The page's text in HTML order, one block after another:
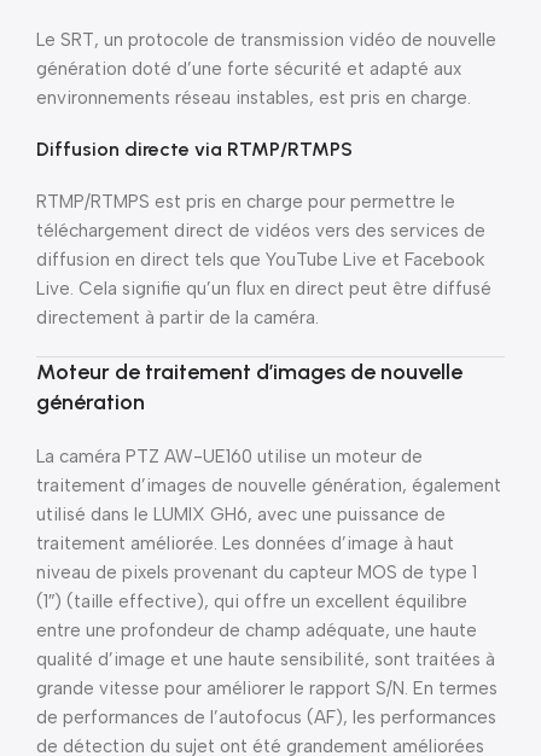
Le SRT, un protocole de transmission vidéo de nouvelle
génération doté d’une forte sécurité et adapté aux
environnements réseau instables, est pris en charge.
Diffusion directe via RTMP/RTMPS
RTMP/RTMPS est pris en charge pour permettre le
téléchargement direct de vidéos vers des services de
diffusion en direct tels que YouTube Live et Facebook
Live. Cela signifie qu’un flux en direct peut être diffusé
directement à partir de la caméra.
Moteur de traitement d’images de nouvelle
génération
La caméra PTZ AW-UE160 utilise un moteur de
traitement d’images de nouvelle génération, également
utilisé dans le LUMIX GH6, avec une puissance de
traitement améliorée. Les données d’image à haut
niveau de pixels provenant du capteur MOS de type 1
(1″) (taille effective), qui offre un excellent équilibre
entre une profondeur de champ adéquate, une haute
qualité d’image et une haute sensibilité, sont traitées à
grande vitesse pour améliorer le rapport S/N. En termes
de performances de l’autofocus (AF), les performances
de détection du sujet ont été grandement améliorées